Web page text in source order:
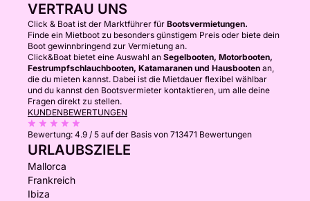
VERTRAU UNS
Click & Boat ist der Marktführer für Bootsvermietungen.
Finde ein Mietboot zu besonders günstigem Preis oder biete dein
Boot gewinnbringend zur Vermietung an.
Click&Boat bietet eine Auswahl an Segelbooten, Motorbooten,
Festrumpfschlauchbooten, Katamaranen und Hausbooten an,
die du mieten kannst. Dabei ist die Mietdauer flexibel wählbar
und du kannst den Bootsvermieter kontaktieren, um alle deine
Fragen direkt zu stellen.
KUNDENBEWERTUNGEN
Bewertung: 4.9 / 5 auf der Basis von 713471 Bewertungen
URLAUBSZIELE
Mallorca
Frankreich
Ibiza